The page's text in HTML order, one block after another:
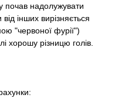
почав надолужувати
інших вирізняється
"червоної фурії")
хорошу різницю голів.